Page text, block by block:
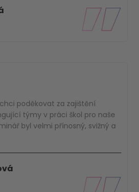
poděkovat za zajištění
týmy v práci škol pro naše
byl velmi přínosný, svižný a